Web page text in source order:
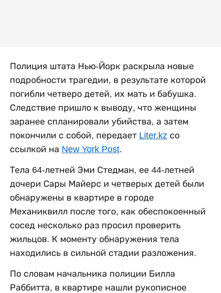
Полиция штата Нью-Йорк раскрыла новые
подробности трагедии, в результате которой
погибли четверо детей, их мать и бабушка.
Следствие пришло к выводу, что женщины
заранее спланировали убийства, а затем
покончили с собой, передает Liter.kz со
ссылкой на New York Post.
Тела 64-летней Эми Стедман, ее 44-летней
дочери Сары Майерс и четверых детей были
обнаружены в квартире в городе
Механиквилл после того, как обеспокоенный
сосед несколько раз просил проверить
жильцов. К моменту обнаружения тела
находились в сильной стадии разложения.
По словам начальника полиции Билла
Раббитта, в квартире нашли рукописное